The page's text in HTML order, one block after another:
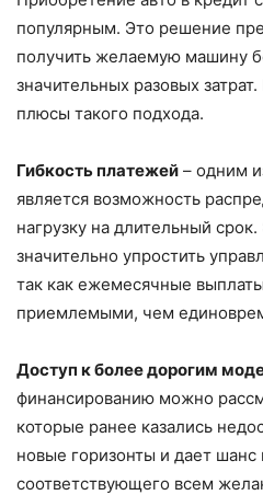
популярным. Это решение
получить желаемую машину
значительных разовых
плюсы такого подхода.
Гибкость платежей – одним
является возможность
нагрузку на длительный
значительно упростить
так как ежемесячные
приемлемыми, чем
Доступ к более дорогим
финансированию можно
которые ранее казались
новые горизонты и дает
соответствующего всем